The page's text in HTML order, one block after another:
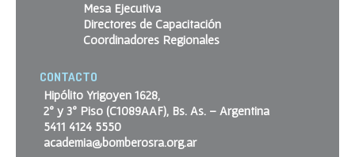
Mesa Ejecutiva
Directores de Capacitación
Coordinadores Regionales
CONTACTO
Hipólito Yrigoyen 1628,
2º y 3º Piso (C1089AAF), Bs. As. – Argentina
5411 4124 5550
academia@bomberosra.org.ar